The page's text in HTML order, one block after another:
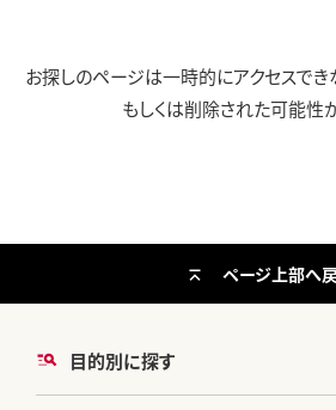
お探しのページは一時的にアクセスでき
もしくは削除された可能性
目的別に探す
ページ上部へ